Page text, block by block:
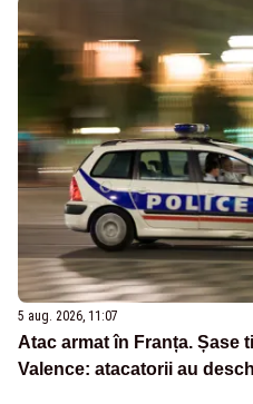
5 aug. 2026, 11:07
Atac armat în Franța. Șase
Valence: atacatorii au